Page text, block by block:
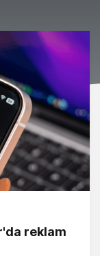
reklam